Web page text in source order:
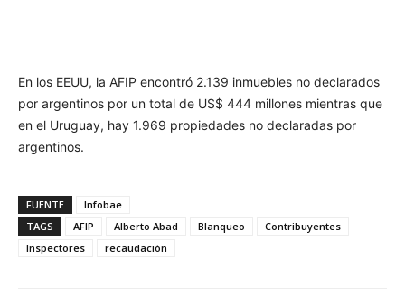
En los EEUU, la AFIP encontró 2.139 inmuebles no declarados
por argentinos por un total de US$ 444 millones mientras que
en el Uruguay, hay 1.969 propiedades no declaradas por
argentinos.
FUENTE
Infobae
TAGS
AFIP Alberto Abad Blanqueo
Contribuyentes
Inspectores
recaudación